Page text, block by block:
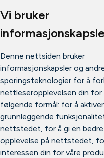
Vi bruker
Denne nettsiden bruker
informasjonskapsler og
sporingsteknologier for å
nettleseropplevelsen din for
følgende formål: for å
grunnleggende
nettstedet, for å gi en bedre
opplevelse på nettstedet,
interessen din for våre